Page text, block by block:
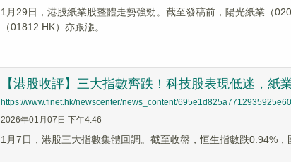
1月29日，港股紙業股整體走勢強勁。截至發稿前，陽光紙業（
（01812.HK）亦跟漲。
【港股收評】三大指數齊跌！科技股表現低迷，紙
https://www.finet.hk/newscenter/news_content/
2026年01月07日 下午4:46
1月7日，港股三大指數集體回調。截至收盤，恒生指數跌0.94%，